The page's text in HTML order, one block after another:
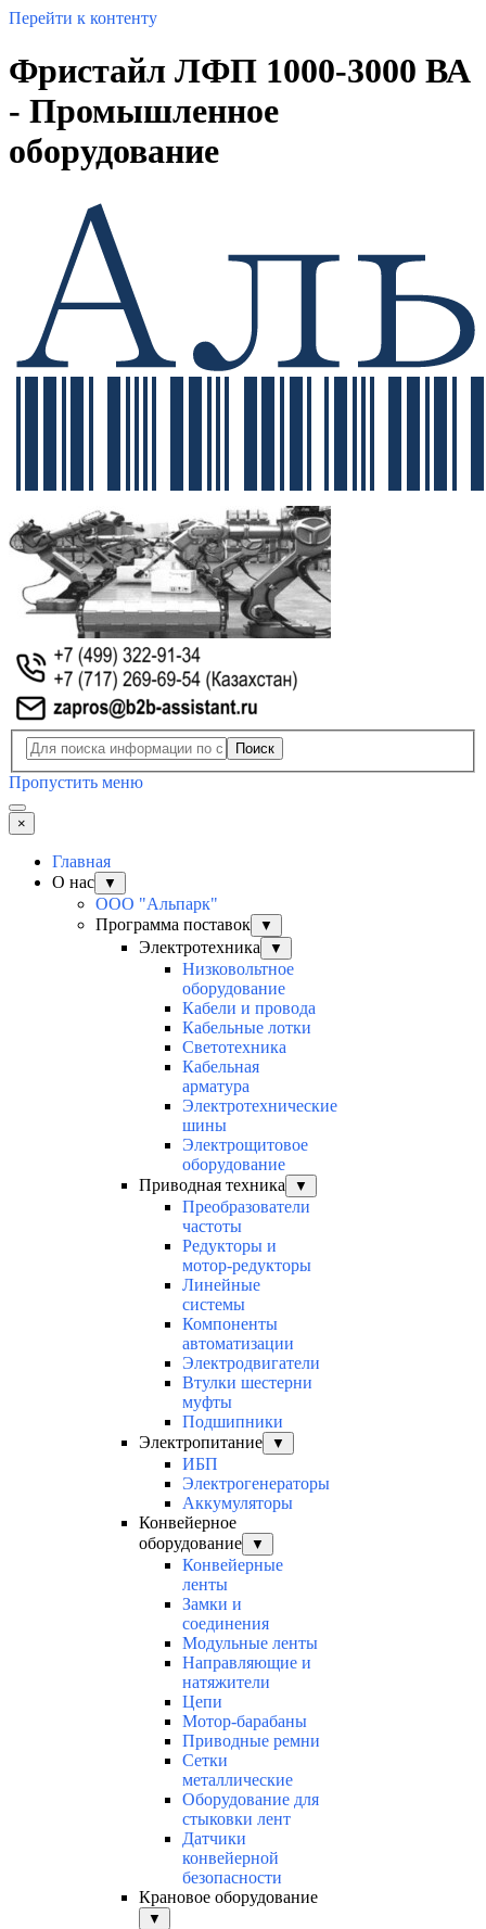
Перейти к контенту
Фристайл ЛФП 1000-3000 ВА
- Промышленное
оборудование
Поиск
Пропустить меню
×
Главная
О нас
▼
ООО "Альпарк"
Программа поставок
▼
Электротехника ▼
Низковольтное
оборудование
Кабели и провода
Кабельные лотки
Светотехника
Кабельная
арматура
Электротехнические
шины
Электрощитовое
оборудование
Приводная техника
▼
Преобразователи
частоты
Редукторы и
мотор-редукторы
Линейные
системы
Компоненты
автоматизации
Электродвигатели
Втулки шестерни
муфты
Подшипники
Электропитание
▼
ИБП
Электрогенераторы
Аккумуляторы
Конвейерное
оборудование
▼
Конвейерные
ленты
Замки и
соединения
Модульные ленты
Направляющие и
натяжители
Цепи
Мотор-барабаны
Приводные ремни
Сетки
металлические
Оборудование для
стыковки лент
Датчики
конвейерной
безопасности
Крановое оборудование
▼